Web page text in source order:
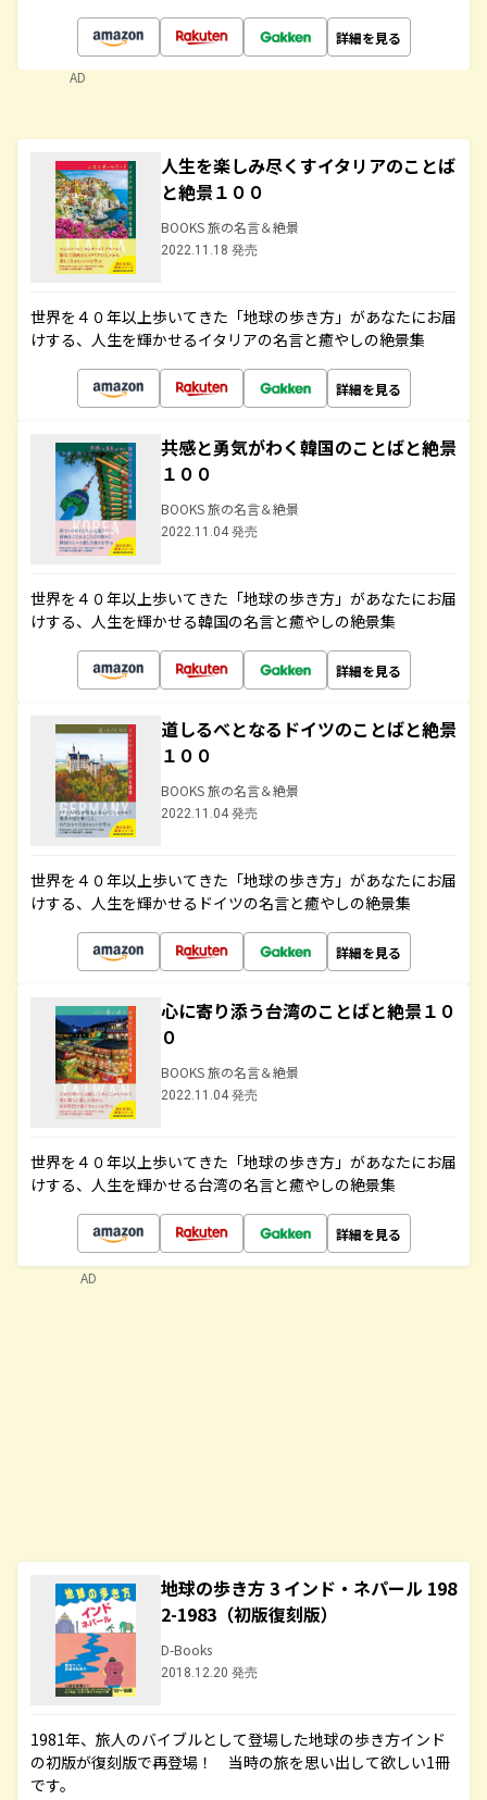
詳細を見る
AD
人生を楽しみ尽くすイタリアのことば
と絶景１００
BOOKS 旅の名言＆絶景
2022.11.18 発売
世界を４０年以上歩いてきた「地球の歩き方」があなたにお届
けする、人生を輝かせるイタリアの名言と癒やしの絶景集
詳細を見る
共感と勇気がわく韓国のことばと絶景
１００
BOOKS 旅の名言＆絶景
2022.11.04 発売
世界を４０年以上歩いてきた「地球の歩き方」があなたにお届
けする、人生を輝かせる韓国の名言と癒やしの絶景集
詳細を見る
道しるべとなるドイツのことばと絶景
１００
BOOKS 旅の名言＆絶景
2022.11.04 発売
世界を４０年以上歩いてきた「地球の歩き方」があなたにお届
けする、人生を輝かせるドイツの名言と癒やしの絶景集
詳細を見る
心に寄り添う台湾のことばと絶景１０
０
BOOKS 旅の名言＆絶景
2022.11.04 発売
世界を４０年以上歩いてきた「地球の歩き方」があなたにお届
けする、人生を輝かせる台湾の名言と癒やしの絶景集
詳細を見る
地球の歩き方 3 インド・ネパール 198
2-1983（初版復刻版）
D-Books
2018.12.20 発売
1981年、旅人のバイブルとして登場した地球の歩き方インド
の初版が復刻版で再登場！ 当時の旅を思い出して欲しい1冊
です。
AD